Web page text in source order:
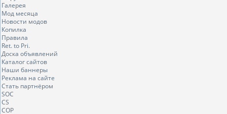
Галерея
Мод месяца
Новости модов
Копилка
Правила
Ret. to Pri.
Доска объявлений
Каталог сайтов
Наши баннеры
Реклама на сайте
Стать партнёром
SOC
CS
COP